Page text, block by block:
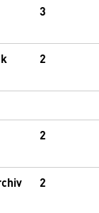
3
2
2
2